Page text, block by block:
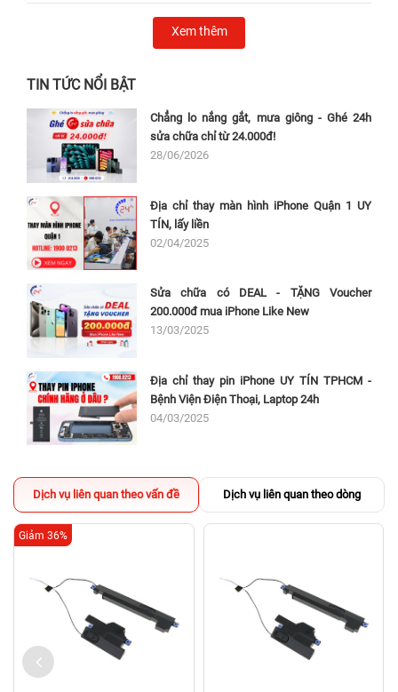
Xem thêm
TIN TỨC NỔI BẬT
Chẳng lo nắng gắt, mưa giông - Ghé 24h
sửa chữa chỉ từ 24.000đ!
28/06/2026
Địa chỉ thay màn hình iPhone Quận 1 UY
TÍN, lấy liền
02/04/2025
Sửa chữa có DEAL - TẶNG Voucher
200.000đ mua iPhone Like New
13/03/2025
Địa chỉ thay pin iPhone UY TÍN TPHCM -
Bệnh Viện Điện Thoại, Laptop 24h
04/03/2025
Dịch vụ liên quan theo vấn đề Dịch vụ liên quan theo dòng
Giảm 36%